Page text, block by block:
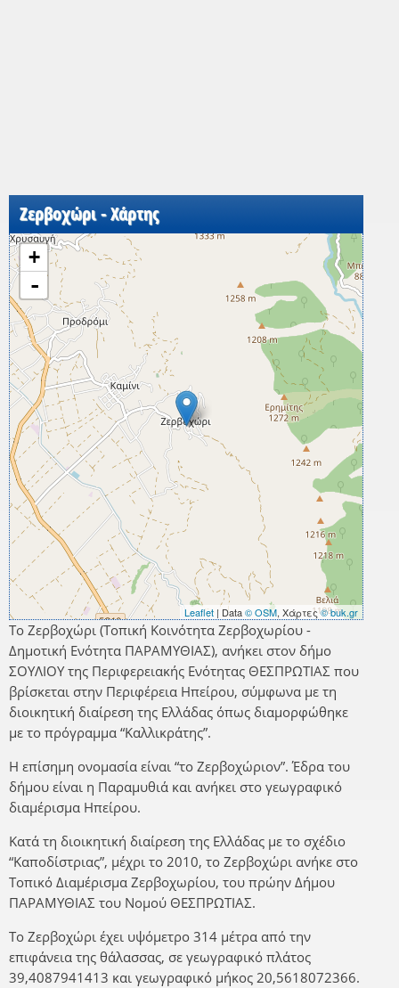
Ζερβοχώρι - Χάρτης
+
-
Leaflet | Data© OSM, Χάρτες© buk.gr
Το Ζερβοχώρι (Τοπική Κοινότητα Ζερβοχωρίου -
Δημοτική Ενότητα ΠΑΡΑΜΥΘΙΑΣ), ανήκει στον δήμο
ΣΟΥΛΙΟΥ της Περιφερειακής Ενότητας ΘΕΣΠΡΩΤΙΑΣ που
βρίσκεται στην Περιφέρεια Ηπείρου, σύμφωνα με τη
διοικητική διαίρεση της Ελλάδας όπως διαμορφώθηκε
με το πρόγραμμα “Καλλικράτης”.
Η επίσημη ονομασία είναι “το Ζερβοχώριον”. Έδρα του
δήμου είναι η Παραμυθιά και ανήκει στο γεωγραφικό
διαμέρισμα Ηπείρου.
Κατά τη διοικητική διαίρεση της Ελλάδας με το σχέδιο
“Καποδίστριας”, μέχρι το 2010, το Ζερβοχώρι ανήκε στο
Τοπικό Διαμέρισμα Ζερβοχωρίου, του πρώην Δήμου
ΠΑΡΑΜΥΘΙΑΣ του Νομού ΘΕΣΠΡΩΤΙΑΣ.
Το Ζερβοχώρι έχει υψόμετρο 314 μέτρα από την
επιφάνεια της θάλασσας, σε γεωγραφικό πλάτος
39,4087941413 και γεωγραφικό μήκος 20,5618072366.